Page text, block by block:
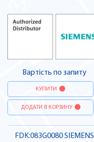
Вартість по запиту
КУПИТИ
ДОДАТИ В КОРЗИНУ
FDK:083G0080 SIEMENS